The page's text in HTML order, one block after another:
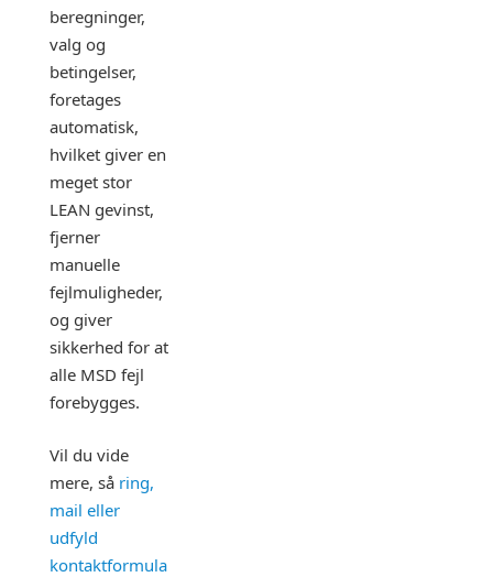
beregninger,
valg og
betingelser,
foretages
automatisk,
hvilket giver en
meget stor
LEAN gevinst,
fjerner
manuelle
fejlmuligheder,
og giver
sikkerhed for at
alle MSD fejl
forebygges.
Vil du vide
mere, så ring,
mail eller
udfyld
kontaktformularen